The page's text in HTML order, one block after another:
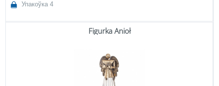
Упакоўка 4
Figurka Anioł